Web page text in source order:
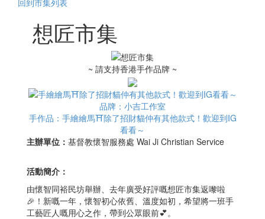
回到市集列表
想匠市集
~ 請支持香港手作品牌 ~
品牌：小吉工作室
手作品：手繪繪馬⛩️除了招財貓仲有其他款式！歡迎到IG
看看～
主辦單位： 基督教懷智服務處 Wai Ji Christian Service
活動簡介：
由懷智同裕民坊舉辦、去年廣受好評嘅想匠市集返嚟啦
🎉！新嘅一年，懷智初心依舊、溫度如初，希望將一班手
工藝匠人嘅用心之作，帶到公眾眼前💕。